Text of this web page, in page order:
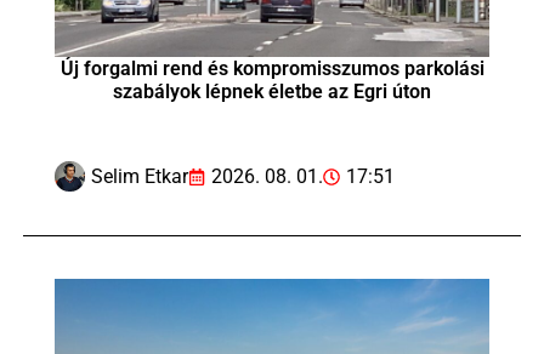
Új forgalmi rend és kompromisszumos parkolási
szabályok lépnek életbe az Egri úton
Selim Etkar 2026. 08. 01. 17:51